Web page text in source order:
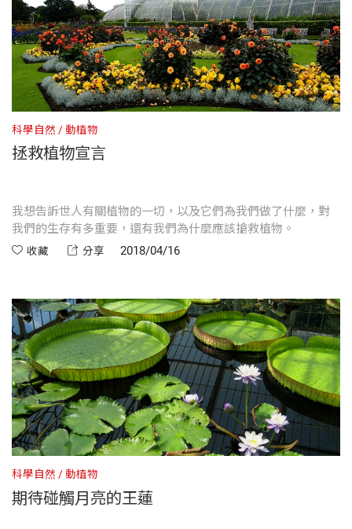
科學自然 動植物
拯救植物宣言
我想告訴世人有關植物的一切，以及它們為我們做了什麼，對
我們的生存有多重要，還有我們為什麼應該搶救植物。
收藏 分享 2018/04/16
科學自然 動植物
期待碰觸月亮的王蓮